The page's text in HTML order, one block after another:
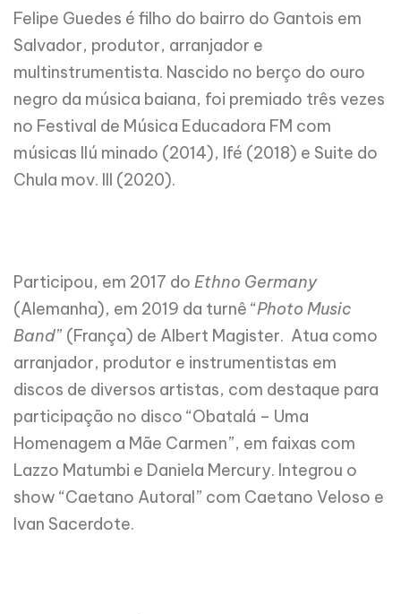
Felipe Guedes é filho do bairro do Gantois em
Salvador, produtor, arranjador e
multinstrumentista. Nascido no berço do ouro
negro da música baiana, foi premiado três vezes
no Festival de Música Educadora FM com
músicas Ilú minado (2014), Ifé (2018) e Suite do
Chula mov. III (2020).
Participou, em 2017 do Ethno Germany
(Alemanha), em 2019 da turnê “Photo Music
Band” (França) de Albert Magister. Atua como
arranjador, produtor e instrumentistas em
discos de diversos artistas, com destaque para
participação no disco “Obatalá – Uma
Homenagem a Mãe Carmen”, em faixas com
Lazzo Matumbi e Daniela Mercury. Integrou o
show “Caetano Autoral” com Caetano Veloso e
Ivan Sacerdote.